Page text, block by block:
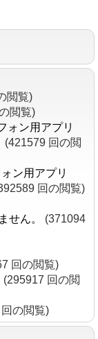
閲覧)
閲覧)
ォン用アプリ
(421579 回の閲
ン用アプリ
回の閲覧)
せん。
(371094
回の閲覧)
(295917 回の閲
の閲覧)